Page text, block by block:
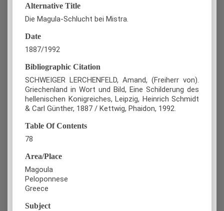
Alternative Title
Die Magula-Schlucht bei Mistra.
Date
1887/1992
Bibliographic Citation
SCHWEIGER LERCHENFELD, Amand, (Freiherr von).
Griechenland in Wort und Bild, Eine Schilderung des
hellenischen Konigreiches, Leipzig, Heinrich Schmidt
& Carl Günther, 1887 / Kettwig, Phaidon, 1992.
Table Of Contents
78
Area/Place
Magoula
Peloponnese
Greece
Subject